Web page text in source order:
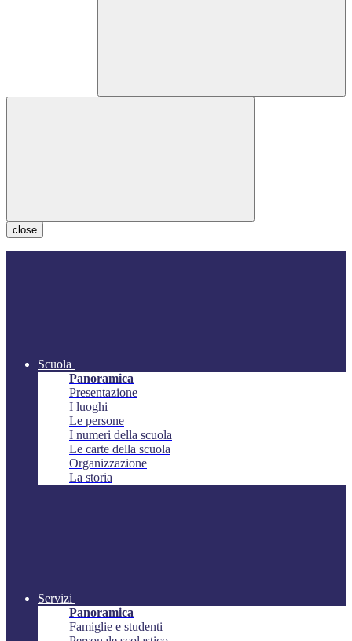
close
Scuola
Panoramica
Presentazione
I luoghi
Le persone
I numeri della scuola
Le carte della scuola
Organizzazione
La storia
Servizi
Panoramica
Famiglie e studenti